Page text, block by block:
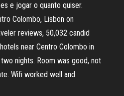
e jogar o quanto quiser.
Colombo, Lisbon on
reviews, 50,032 candid
near Centro Colombo in
nights. Room was good, not
Wifi worked well and